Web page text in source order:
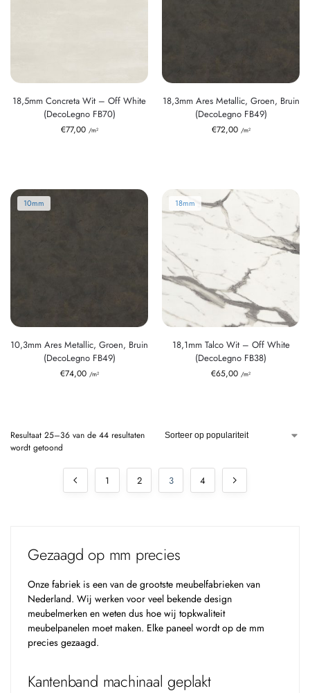
18,5mm Concreta Wit – Off White
(DecoLegno FB70)
€77,00 /m²
18,3mm Ares Metallic, Groen, Bruin
(DecoLegno FB49)
€72,00 /m²
10mm
10,3mm Ares Metallic, Groen, Bruin
(DecoLegno FB49)
€74,00 /m²
18mm
18,1mm Talco Wit – Off White
(DecoLegno FB38)
€65,00 /m²
Resultaat 25–36 van de 44 resultaten
wordt getoond
1 2 3 4
Gezaagd op mm precies
Onze fabriek is een van de grootste meubelfabrieken van
Nederland. Wij werken voor veel bekende design
meubelmerken en weten dus hoe wij topkwaliteit
meubelpanelen moet maken. Elke paneel wordt op de mm
precies gezaagd.
Kantenband machinaal geplakt